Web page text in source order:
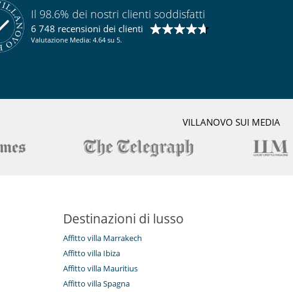
Il 98.6% dei nostri clienti soddisfatti
6 748 recensioni dei clienti
Valutazione Media: 4.64 su 5.
VILLANOVO SUI MEDIA
Destinazioni di lusso
Affitto villa Marrakech
Affitto villa Ibiza
Affitto villa Mauritius
Affitto villa Spagna